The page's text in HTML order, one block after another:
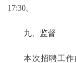
17:30。
九、监督
本次招聘工